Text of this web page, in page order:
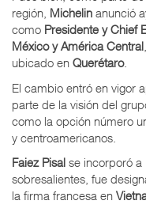
región, Michelin anunció
como Presidente y Chief
México y América Central
ubicado en Querétaro.
El cambio entró en vigor
parte de la visión del
como la opción número
y centroamericanos.
Faiez Pisal se incorporó a
sobresalientes, fue
la firma francesa en